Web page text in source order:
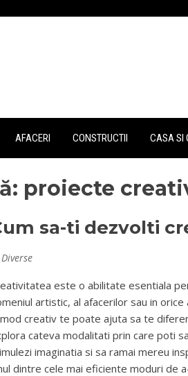
AFACERI CONSTRUCTII CASA SI
proiecte
sa-ti dezvolti
Diverse
este o abilitate esentiala
artistic, al afacerilor sau in
creativ te poate ajuta sa te
cateva modalitati prin care poti
imaginatia si sa ramai mereu
dintre cele mai eficiente moduri de